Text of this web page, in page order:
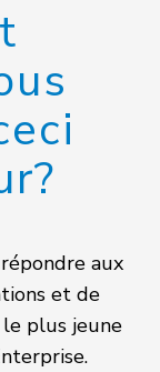
aux
et de
plus jeune